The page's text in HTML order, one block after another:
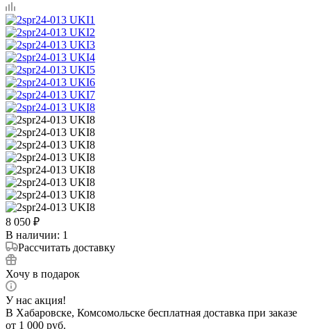
8 050 ₽
В наличии: 1
Рассчитать доставку
Хочу в подарок
У нас акция!
В Хабаровске, Комсомольске бесплатная доставка при заказе
от 1 000 руб.